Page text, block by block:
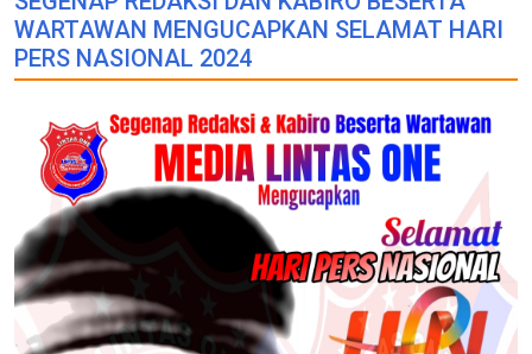
WARTAWAN MENGUCAPKAN SELAMAT HARI
PERS NASIONAL 2024